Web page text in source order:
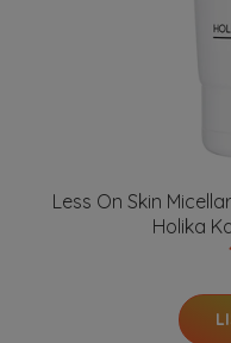
Less On Skin
Holika